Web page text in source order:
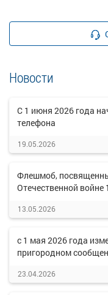
Новости
C 1 июня 2026 года
телефона
19.05.2026
Флешмоб,
Отечественной войне
13.05.2026
с 1 мая 2026 года
пригородном
23.04.2026